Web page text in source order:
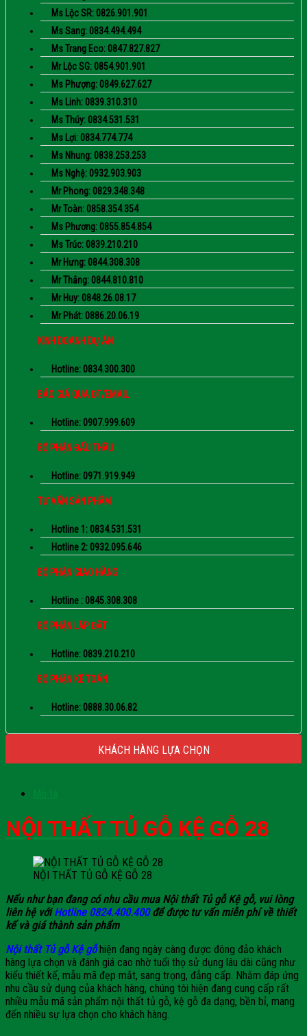
Ms Lộc SR: 0826.901.901
Ms Sang: 0834.494.494
Ms Trang Eco: 0847.827.827
Mr Lộc SG: 0854.901.901
Ms Phượng: 0849.627.627
Ms Linh: 0839.310.310
Ms Thúy: 0834.531.531
Ms Lợi: 0834.774.774
Ms Nhung: 0838.253.253
Ms Nghệ: 0932.903.903
Mr Phong: 0829.348.348
Mr Toàn: 0858.354.354
Ms Phương: 0855.854.854
Ms Trúc: 0839.210.210
Mr Hưng: 0844.308.308
Mr Thắng: 0844.810.810
Mr Huy: 0848.26.08.17
Mr Phát: 0886.20.06.19
KINH DOANH DỰ ÁN
Hotline: 0834.300.300
BÁO GIÁ QUA ĐT/EMAIL
Hotline: 0907.999.609
BỘ PHẬN ĐẤU THẦU
Hotline: 0971.919.949
TƯ VẤN SẢN PHẨM
Hotline 1: 0834.531.531
Hotline 2: 0932.095.646
BỘ PHẬN GIAO HÀNG
Hotline : 0845.308.308
BỘ PHẬN LẮP ĐẶT
Hotline: 0839.210.210
BỘ PHẬN KẾ TOÁN
Hotline: 0888.30.06.82
KHÁCH HÀNG LỰA CHỌN
NỘI THẤT TỦ GỖ KỆ GỖ 28
NỘI THẤT TỦ GỖ KỆ GỖ 28
Nếu như bạn đang có nhu cầu mua Nội thất Tủ gỗ Kệ gỗ, vui lòng
liên hệ vớiHotline 0824.400.400để được tư vấn miễn phí về thiết
kế và giá thành sản phẩm
Nội thất Tủ gỗ Kệ gỗhiện đang ngày càng được đông đảo khách
hàng lựa chọn và đánh giá cao nhờ tuổi thọ sử dụng lâu dài cũng như
kiểu thiết kế, mẫu mã đẹp mắt, sang trọng, đẳng cấp. Nhằm đáp ứng
nhu cầu sử dụng của khách hàng, chúng tôi hiện đang cung cấp rất
nhiều mẫu mã sản phẩm nội thất tủ gỗ, kệ gỗ đa dạng, bền bỉ, mang
đến nhiều sự lựa chọn cho khách hàng.